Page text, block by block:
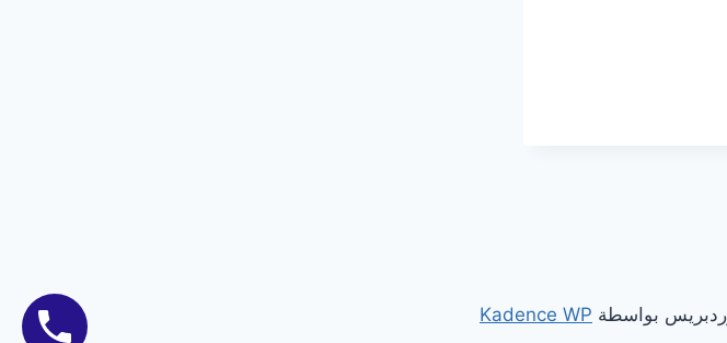
Kadence WP